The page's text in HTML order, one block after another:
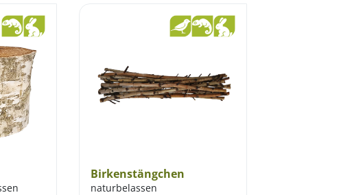
Birkenstängchen
naturbelassen